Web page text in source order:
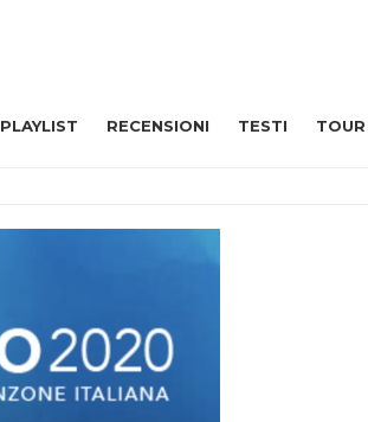
PLAYLIST RECENSIONI TESTI TOUR